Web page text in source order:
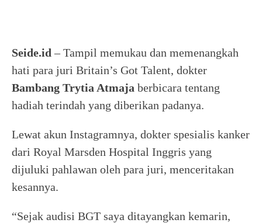
Seide.id – Tampil memukau dan memenangkah
hati para juri Britain’s Got Talent, dokter
Bambang Trytia Atmaja berbicara tentang
hadiah terindah yang diberikan padanya.
Lewat akun Instagramnya, dokter spesialis kanker
dari Royal Marsden Hospital Inggris yang
dijuluki pahlawan oleh para juri, menceritakan
kesannya.
“Sejak audisi BGT saya ditayangkan kemarin,